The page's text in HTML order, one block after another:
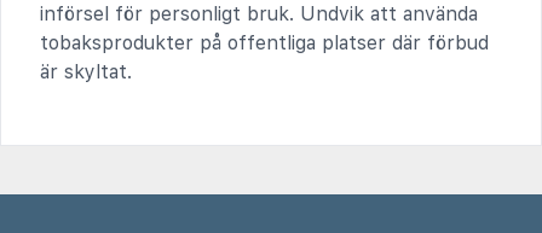
införsel för personligt bruk. Undvik att använda
tobaksprodukter på offentliga platser där förbud
är skyltat.